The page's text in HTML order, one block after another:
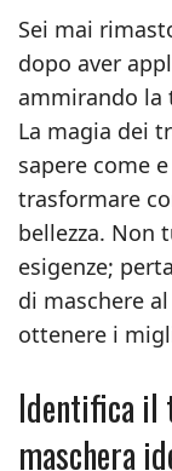
Sei mai
dopo aver
ammirando la
La magia dei
sapere come
trasformare
bellezza. Non
esigenze;
di maschere
ottenere i
Identifica il
maschera